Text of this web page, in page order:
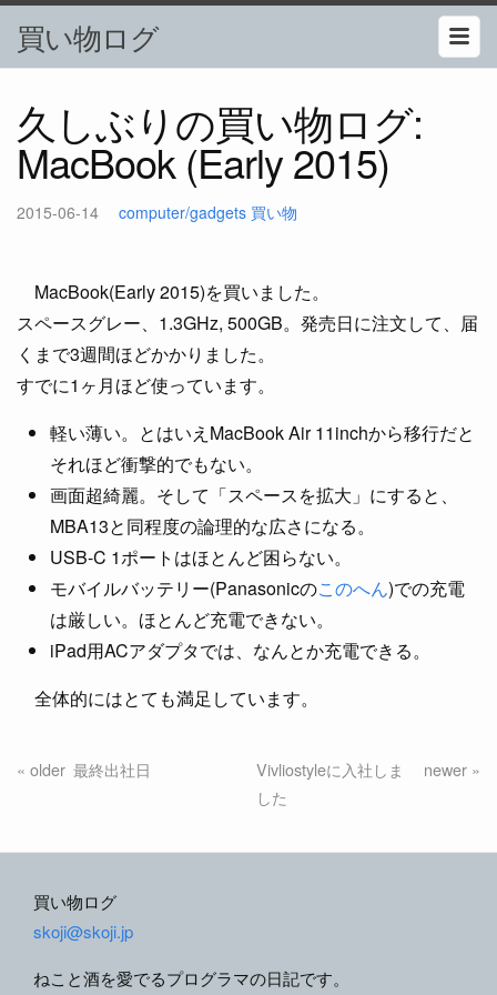
買い物ログ
久しぶりの買い物ログ:
MacBook (Early 2015)
2015-06-14 computer/gadgets 買い物
MacBook(Early 2015)を買いました。
スペースグレー、1.3GHz, 500GB。発売日に注文して、届
くまで3週間ほどかかりました。
すでに1ヶ月ほど使っています。
軽い薄い。とはいえMacBook Air 11inchから移行だと
それほど衝撃的でもない。
画面超綺麗。そして「スペースを拡大」にすると、
MBA13と同程度の論理的な広さになる。
USB-C 1ポートはほとんど困らない。
モバイルバッテリー(Panasonicのこのへん)での充電
は厳しい。ほとんど充電できない。
iPad用ACアダプタでは、なんとか充電できる。
全体的にはとても満足しています。
最終出社日
Vivliostyleに入社しま
した
買い物ログ
skoji@skoji.jp
ねこと酒を愛でるプログラマの日記です。